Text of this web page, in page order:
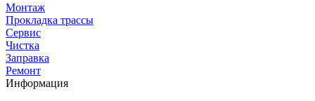
Монтаж
Прокладка трассы
Сервис
Чистка
Заправка
Ремонт
Информация